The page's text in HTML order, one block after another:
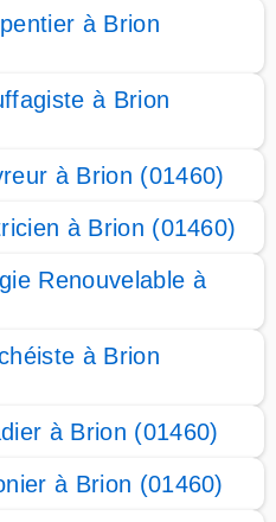
à Brion
à Brion
à Brion (01460)
à Brion (01460)
Renouvelable à
à Brion
à Brion (01460)
à Brion (01460)